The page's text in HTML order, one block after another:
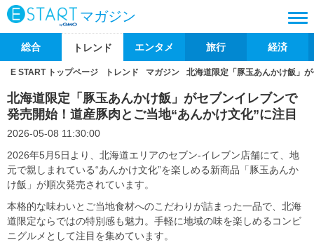
マガジン
総合 トレンド エンタメ 旅行 経済
E START トップページ トレンド マガジン 北海道限定「豚玉あんかけ飯」
北海道限定「豚玉あんかけ飯」がセブンイレブンで
発売開始！道産豚肉とご当地“あんかけ文化”に注目
2026-05-08 11:30:00
2026年5月5日より、北海道エリアのセブン-イレブン店舗にて、地
元で親しまれている“あんかけ文化”を楽しめる新商品「豚玉あんか
け飯」が順次発売されています。
本格的な味わいとご当地食材へのこだわりが詰まった一品で、北海
道限定ならではの特別感も魅力。手軽に地域の味を楽しめるコンビ
ニグルメとして注目を集めています。